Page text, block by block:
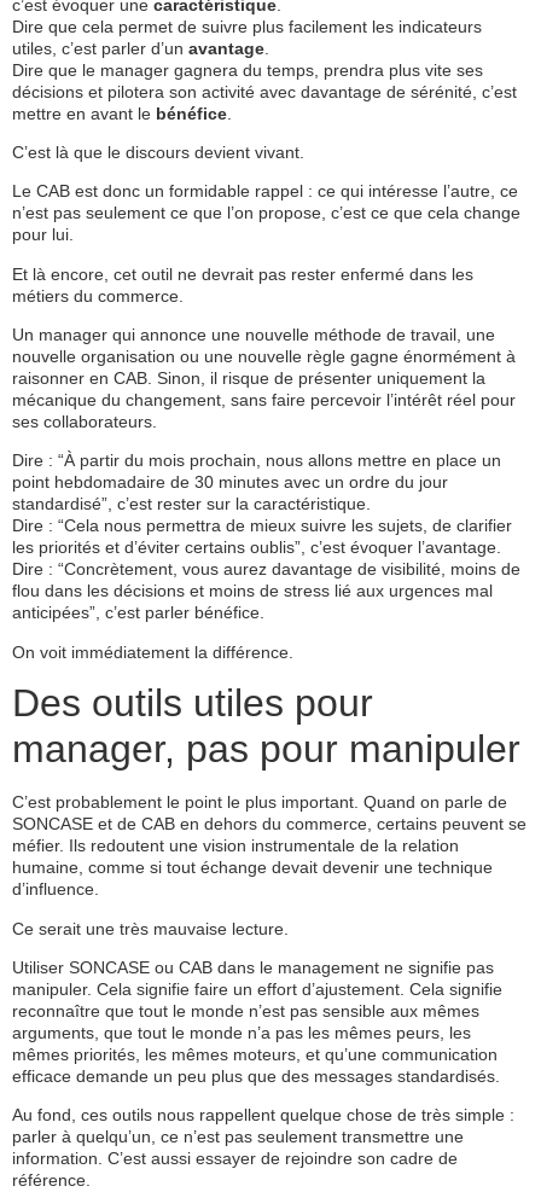
c’est évoquer une caractéristique
Dire que cela permet de suivre plus facilement les indicateurs
utiles, c’est parler d’un avantage
Dire que le manager gagnera du temps, prendra plus vite ses
décisions et pilotera son activité avec davantage de sérénité, c’est
mettre en avant le bénéfice
C’est là que le discours devient vivant.
Le CAB est donc un formidable rappel : ce qui intéresse l’autre, ce
n’est pas seulement ce que l’on propose, c’est ce que cela change
pour lui.
Et là encore, cet outil ne devrait pas rester enfermé dans les
métiers du commerce.
Un manager qui annonce une nouvelle méthode de travail, une
nouvelle organisation ou une nouvelle règle gagne énormément à
raisonner en CAB. Sinon, il risque de présenter uniquement la
mécanique du changement, sans faire percevoir l’intérêt réel pour
ses collaborateurs.
Dire : “À partir du mois prochain, nous allons mettre en place un
point hebdomadaire de 30 minutes avec un ordre du jour
standardisé”, c’est rester sur la caractéristique.
Dire : “Cela nous permettra de mieux suivre les sujets, de clarifier
les priorités et d’éviter certains oublis”, c’est évoquer l’avantage.
Dire : “Concrètement, vous aurez davantage de visibilité, moins de
flou dans les décisions et moins de stress lié aux urgences mal
anticipées”, c’est parler bénéfice.
On voit immédiatement la différence.
Des outils utiles pour
manager, pas pour manipuler
C’est probablement le point le plus important. Quand on parle de
SONCASE et de CAB en dehors du commerce, certains peuvent se
méfier. Ils redoutent une vision instrumentale de la relation
humaine, comme si tout échange devait devenir une technique
d’influence.
Ce serait une très mauvaise lecture.
Utiliser SONCASE ou CAB dans le management ne signifie pas
manipuler. Cela signifie faire un effort d’ajustement. Cela signifie
reconnaître que tout le monde n’est pas sensible aux mêmes
arguments, que tout le monde n’a pas les mêmes peurs, les
mêmes priorités, les mêmes moteurs, et qu’une communication
efficace demande un peu plus que des messages standardisés.
Au fond, ces outils nous rappellent quelque chose de très simple :
parler à quelqu’un, ce n’est pas seulement transmettre une
information. C’est aussi essayer de rejoindre son cadre de
référence.